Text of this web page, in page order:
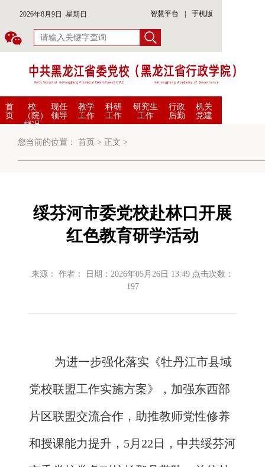
2026年8月9日 星期日 智慧平台 手机版
首
页
校
（院）
概况
现任
领导
教学
工作
科研
工作
研究生
工作
行政
后勤
机关
党建
您当前的位置： 首页 > 正文 >
绥芬河市委党校赴林口开展
红色教育研学活动
来源： 作者： 日期：2026年05月26日 13:49 点击次数：
197
为进一步强化落实《牡丹江市县域
党校联盟工作实施方案》，加强东西部
片区联盟交流合作，助推教师党性修养
和授课能力提升，5月22日，中共绥芬河